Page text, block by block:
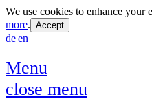
We use cookies to enhance
more.
de|en
Menu
close menu